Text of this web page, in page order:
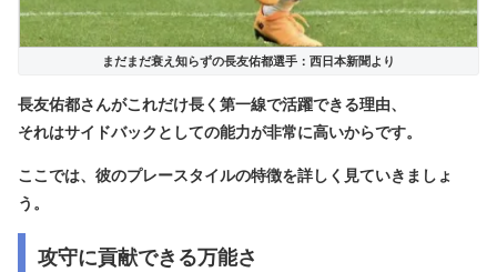
まだまだ衰え知らずの長友佑都選手：西日本新聞より
長友佑都さんがこれだけ長く第一線で活躍できる理由、
それはサイドバックとしての能力が非常に高いからです。
ここでは、彼のプレースタイルの特徴を詳しく見ていきましょ
う。
攻守に貢献できる万能さ